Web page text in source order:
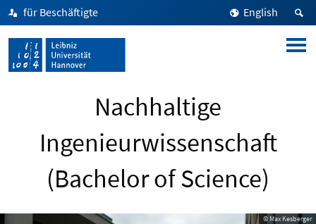
für Beschäftigte English
Nachhaltige
Ingenieurwissenschaft
(Bachelor of Science)
© Max Kesberger